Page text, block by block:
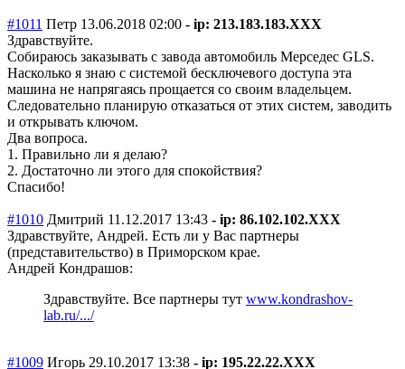
#1011 Петр 13.06.2018 02:00 - ip: 213.183.183.XXX
Здравствуйте.
Собираюсь заказывать с завода автомобиль Мерседес GLS.
Насколько я знаю с системой бесключевого доступа эта
машина не напрягаясь прощается со своим владельцем.
Следовательно планирую отказаться от этих систем, заводить
и открывать ключом.
Два вопроса.
1. Правильно ли я делаю?
2. Достаточно ли этого для спокойствия?
Спасибо!
#1010 Дмитрий 11.12.2017 13:43 - ip: 86.102.102.XXX
Здравствуйте, Андрей. Есть ли у Вас партнеры
(представительство) в Приморском крае.
Андрей Кондрашов:
Здравствуйте. Все партнеры тут www.kondrashov-
lab.ru/.../
#1009 Игорь 29.10.2017 13:38 - ip: 195.22.22.XXX